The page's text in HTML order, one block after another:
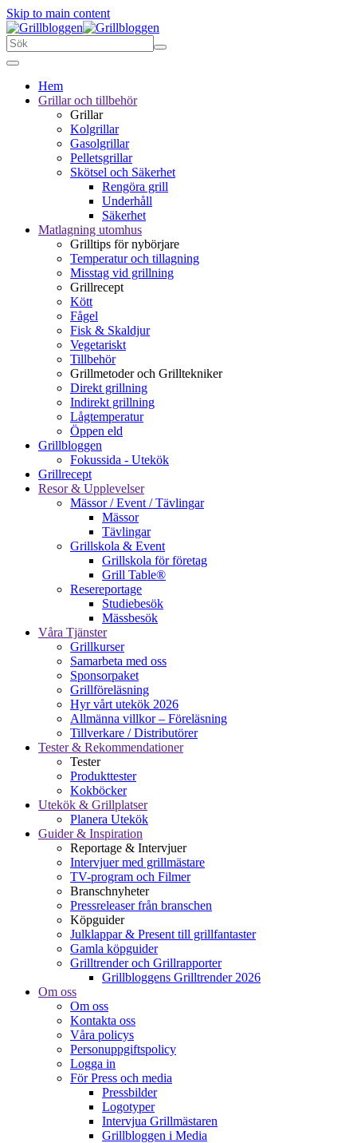
Skip to main content
Hem
Grillar och tillbehör
Grillar
Kolgrillar
Gasolgrillar
Pelletsgrillar
Skötsel och Säkerhet
Rengöra grill
Underhåll
Säkerhet
Matlagning utomhus
Grilltips för nybörjare
Temperatur och tillagning
Misstag vid grillning
Grillrecept
Kött
Fågel
Fisk & Skaldjur
Vegetariskt
Tillbehör
Grillmetoder och Grilltekniker
Direkt grillning
Indirekt grillning
Lågtemperatur
Öppen eld
Grillbloggen
Fokussida - Utekök
Grillrecept
Resor & Upplevelser
Mässor / Event / Tävlingar
Mässor
Tävlingar
Grillskola & Event
Grillskola för företag
Grill Table®
Resereportage
Studiebesök
Mässbesök
Våra Tjänster
Grillkurser
Samarbeta med oss
Sponsorpaket
Grillföreläsning
Hyr vårt utekök 2026
Allmänna villkor – Föreläsning
Tillverkare / Distributörer
Tester & Rekommendationer
Tester
Produkttester
Kokböcker
Utekök & Grillplatser
Planera Utekök
Guider & Inspiration
Reportage & Intervjuer
Intervjuer med grillmästare
TV-program och Filmer
Branschnyheter
Pressreleaser från branschen
Köpguider
Julklappar & Present till grillfantaster
Gamla köpguider
Grilltrender och Grillrapporter
Grillbloggens Grilltrender 2026
Om oss
Om oss
Kontakta oss
Våra policys
Personuppgiftspolicy
Logga in
För Press och media
Pressbilder
Logotyper
Intervjua Grillmästaren
Grillbloggen i Media